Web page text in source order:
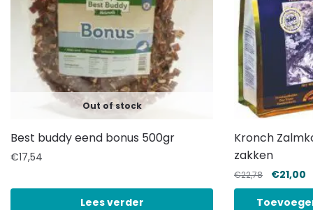
Out of stock
Best buddy eend bonus 500gr
€17,54
Lees verder
Kronch
zakken
€22,78 €21,00